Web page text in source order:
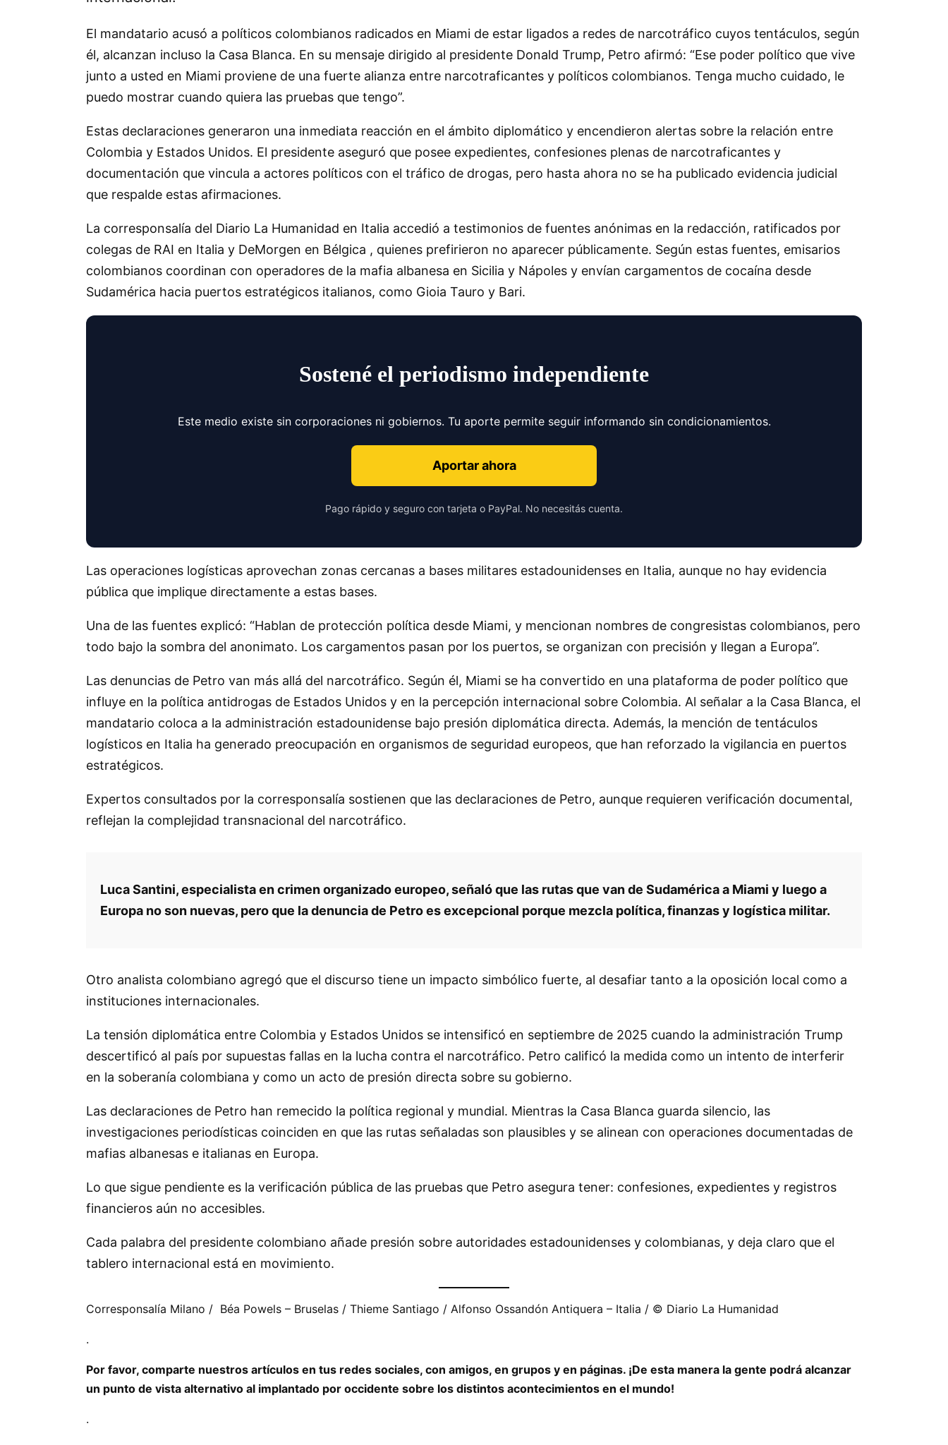
El mandatario acusó a políticos colombianos radicados en Miami de estar ligados a redes de narcotráfico cuyos tentáculos, según
él, alcanzan incluso la Casa Blanca. En su mensaje dirigido al presidente Donald Trump, Petro afirmó: “Ese poder político que vive
junto a usted en Miami proviene de una fuerte alianza entre narcotraficantes y políticos colombianos. Tenga mucho cuidado, le
puedo mostrar cuando quiera las pruebas que tengo”.
Estas declaraciones generaron una inmediata reacción en el ámbito diplomático y encendieron alertas sobre la relación entre
Colombia y Estados Unidos. El presidente aseguró que posee expedientes, confesiones plenas de narcotraficantes y
documentación que vincula a actores políticos con el tráfico de drogas, pero hasta ahora no se ha publicado evidencia judicial
que respalde estas afirmaciones.
La corresponsalía del Diario La Humanidad en Italia accedió a testimonios de fuentes anónimas en la redacción, ratificados por
colegas de RAI en Italia y DeMorgen en Bélgica , quienes prefirieron no aparecer públicamente. Según estas fuentes, emisarios
colombianos coordinan con operadores de la mafia albanesa en Sicilia y Nápoles y envían cargamentos de cocaína desde
Sudamérica hacia puertos estratégicos italianos, como Gioia Tauro y Bari.
Sostené el periodismo independiente
Este medio existe sin corporaciones ni gobiernos. Tu aporte permite seguir informando sin condicionamientos.
Aportar ahora
Pago rápido y seguro con tarjeta o PayPal. No necesitás cuenta.
Las operaciones logísticas aprovechan zonas cercanas a bases militares estadounidenses en Italia, aunque no hay evidencia
pública que implique directamente a estas bases.
Una de las fuentes explicó: “Hablan de protección política desde Miami, y mencionan nombres de congresistas colombianos, pero
todo bajo la sombra del anonimato. Los cargamentos pasan por los puertos, se organizan con precisión y llegan a Europa”.
Las denuncias de Petro van más allá del narcotráfico. Según él, Miami se ha convertido en una plataforma de poder político que
influye en la política antidrogas de Estados Unidos y en la percepción internacional sobre Colombia. Al señalar a la Casa Blanca, el
mandatario coloca a la administración estadounidense bajo presión diplomática directa. Además, la mención de tentáculos
logísticos en Italia ha generado preocupación en organismos de seguridad europeos, que han reforzado la vigilancia en puertos
estratégicos.
Expertos consultados por la corresponsalía sostienen que las declaraciones de Petro, aunque requieren verificación documental,
reflejan la complejidad transnacional del narcotráfico.
Luca Santini, especialista en crimen organizado europeo, señaló que las rutas que van de Sudamérica a Miami y luego a
Europa no son nuevas, pero que la denuncia de Petro es excepcional porque mezcla política, finanzas y logística militar.
Otro analista colombiano agregó que el discurso tiene un impacto simbólico fuerte, al desafiar tanto a la oposición local como a
instituciones internacionales.
La tensión diplomática entre Colombia y Estados Unidos se intensificó en septiembre de 2025 cuando la administración Trump
descertificó al país por supuestas fallas en la lucha contra el narcotráfico. Petro calificó la medida como un intento de interferir
en la soberanía colombiana y como un acto de presión directa sobre su gobierno.
Las declaraciones de Petro han remecido la política regional y mundial. Mientras la Casa Blanca guarda silencio, las
investigaciones periodísticas coinciden en que las rutas señaladas son plausibles y se alinean con operaciones documentadas de
mafias albanesas e italianas en Europa.
Lo que sigue pendiente es la verificación pública de las pruebas que Petro asegura tener: confesiones, expedientes y registros
financieros aún no accesibles.
Cada palabra del presidente colombiano añade presión sobre autoridades estadounidenses y colombianas, y deja claro que el
tablero internacional está en movimiento.
Corresponsalía Milano / Béa Powels – Bruselas / Thieme Santiago / Alfonso Ossandón Antiquera – Italia / © Diario La Humanidad
.
Por favor, comparte nuestros artículos en tus redes sociales, con amigos, en grupos y en páginas. ¡De esta manera la gente podrá alcanzar
un punto de vista alternativo al implantado por occidente sobre los distintos acontecimientos en el mundo!
.